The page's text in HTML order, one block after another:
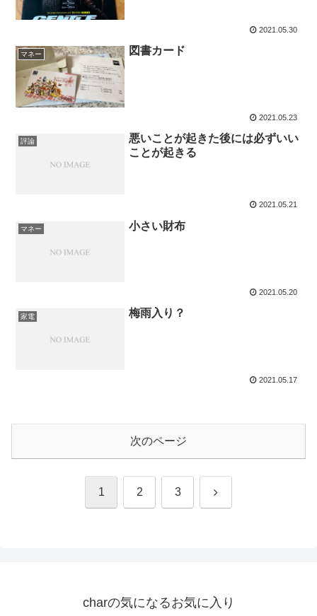
2021.05.30
マネー 図書カード
2021.05.23
評論
悪いことが起きた後には必ずいい
ことが起きる
2021.05.21
マネー 小さい財布
2021.05.20
家電 梅雨入り？
2021.05.17
次のページ
1 2 3 次
charの気になるお気に入り